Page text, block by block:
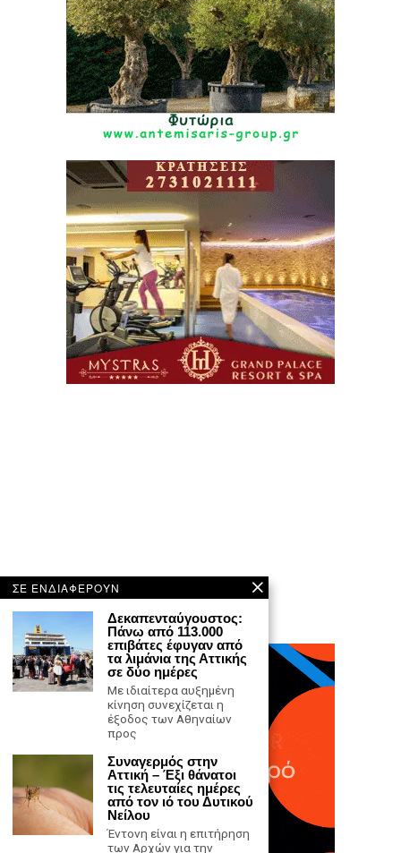
ΣΕ ΕΝΔΙΑΦΕΡΟΥΝ
Δεκαπενταύγουστος:
Πάνω από 113.000
επιβάτες έφυγαν από
τα λιμάνια της Αττικής
σε δύο ημέρες
Με ιδιαίτερα αυξημένη
κίνηση συνεχίζεται η
έξοδος των Αθηναίων
προς
Συναγερμός στην
Αττική – Έξι θάνατοι
τις τελευταίες ημέρες
από τον ιό του Δυτικού
Νείλου
Έντονη είναι η επιτήρηση
των Αρχών για την